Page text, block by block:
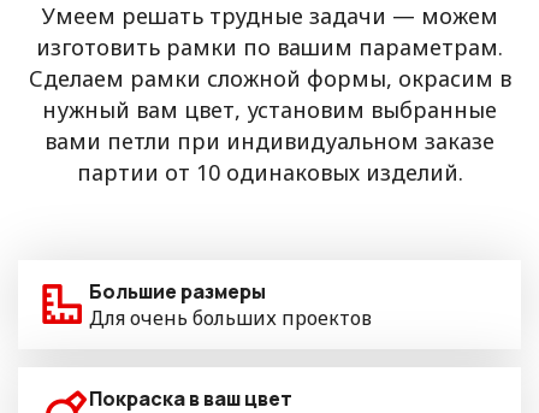
Умеем решать трудные задачи — можем
изготовить рамки по вашим параметрам.
Сделаем рамки сложной формы, окрасим в
нужный вам цвет, установим выбранные
вами петли при индивидуальном заказе
партии от 10 одинаковых изделий.
Большие размеры
Для очень больших проектов
Покраска в ваш цвет